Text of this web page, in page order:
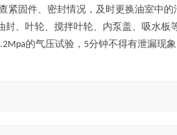
紧固件、密封情况，及时更换油室中的
、叶轮、搅拌叶轮、内泵盖、吸水板
的气压试验， 5分钟不得有泄漏现象